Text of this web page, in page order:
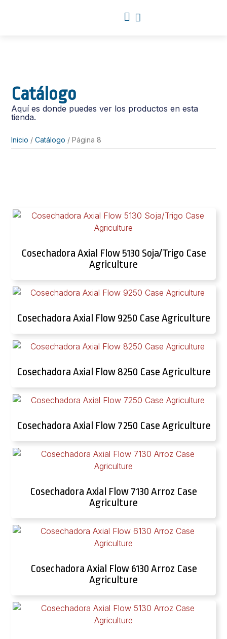
Catálogo
Aquí es donde puedes ver los productos en esta
tienda.
Inicio /Catálogo / Página 8
Cosechadora Axial Flow 5130 Soja/Trigo Case
Agriculture
Cosechadora Axial Flow 9250 Case Agriculture
Cosechadora Axial Flow 8250 Case Agriculture
Cosechadora Axial Flow 7250 Case Agriculture
Cosechadora Axial Flow 7130 Arroz Case
Agriculture
Cosechadora Axial Flow 6130 Arroz Case
Agriculture